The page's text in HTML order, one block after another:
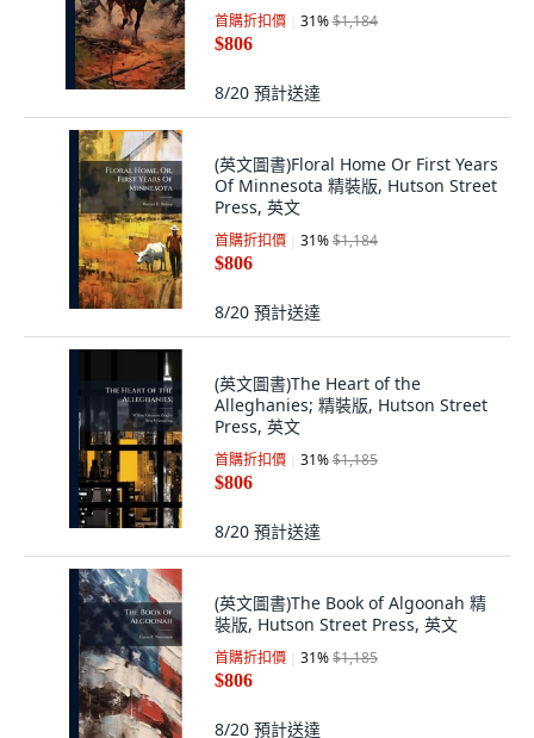
首購折扣價 31%$1,184
$806
8/20 預計送達
(英文圖書)Floral Home Or First Years
Of Minnesota 精裝版, Hutson Street
Press, 英文
首購折扣價 31%$1,184
$806
8/20 預計送達
(英文圖書)The Heart of the
Alleghanies; 精裝版, Hutson Street
Press, 英文
首購折扣價 31%$1,185
$806
8/20 預計送達
(英文圖書)The Book of Algoonah 精
裝版, Hutson Street Press, 英文
首購折扣價 31%$1,185
$806
8/20 預計送達